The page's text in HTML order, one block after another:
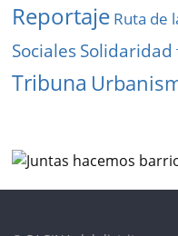
Reportaje Ruta de
SocialesSolidaridad
Tribuna